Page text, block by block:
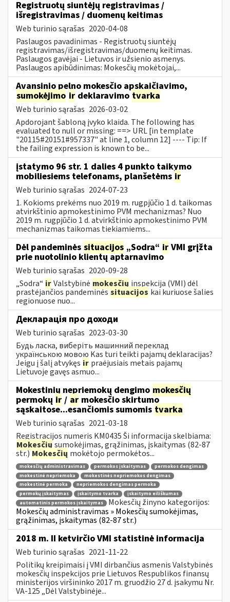
Registruotų siuntėjų registravimas /
išregistravimas / duomenų keitimas
Web turinio sąrašas 2020-04-08
Paslaugos pavadinimas - Registruotų siuntėjų
registravimas/išregistravimas/duomenų keitimas.
Paslaugos gavėjai - Lietuvos ir užsienio asmenys.
Paslaugos apibūdinimas: Mokesčių mokėtojai,...
Avansinio pelno mokesčio apskaičiavimo,
sumokėjimo ir deklaravimo tvarka
Web turinio sąrašas 2026-03-02
Apdorojant šabloną įvyko klaida. The following has
evaluated to null or missing: ==> URL [in template
"20115#20151#957337" at line 1, column 12] ---- Tip: If
the failing expression is known to be...
įstatymo 96 str. 1 dalies 4 punkto taikymo
mobiliesiems telefonams, planšetėms ir
Web turinio sąrašas 2024-07-23
1. Kokioms prekėms nuo 2019 m. rugpjūčio 1 d. taikomas
atvirkštinio apmokestinimo PVM mechanizmas? Nuo
2019 m. rugpjūčio 1 d. atvirkštinio apmokestinimo PVM
mechanizmas taikomas tiekiamiems...
Dėl pandeminės situacijos „Sodra“ ir VMI grįžta
prie nuotolinio klientų aptarnavimo
Web turinio sąrašas 2020-09-28
„Sodra“ irValstybinė mokesčių inspekcija (VMI) dėl
prastėjančios pandeminėssituacijos kai kuriuose šalies
regionuose nuo...
Декларація про доходи
Web turinio sąrašas 2023-03-30
Будь ласка, виберіть машинний переклад
українською мовою Kas turi teikti pajamų deklaracijas?
Jeigu į šalį atvykęs ir praėjusiais metais pajamų
Lietuvoje gavęs asmuo...
Mokestinių nepriemokų dengimo mokesčių
permokų ir / ar mokesčio skirtumo
sąskaitose...esančiomis sumomis tvarka
Web turinio sąrašas 2021-03-18
Registracijos numeris KM0435 Ši informacija skelbiama:
Mokesčių sumokėjimas, grąžinimas, įskaitymas (82-87
str.)Mokesčių mokėtojo permokėtos...
mokesčių administravimas permokos įskaitymas
permokos dengimas
mokestinė nepriemoka
mokestinės nepriemokos dengimas
mokestinė permoka
nepriemokos dengimas permoka
permokų įskaitymas
įskaitymo tvarka
įskaitymo eiliškumas
automatinis permokos įskaitymas
Mokesčių žinyno kategorijos:
Mokesčių administravimas » Mokesčių sumokėjimas,
grąžinimas, įskaitymas (82-87 str.)
2018 m. II ketvirčio VMI statistinė informacija
Web turinio sąrašas 2021-11-22
Politikų kreipimaisi į VMI dirbančius asmenis Valstybinės
mokesčių inspekcijos prie Lietuvos Respublikos finansų
ministerijos viršininko 2017 m. gruodžio 27 d. įsakymu Nr.
VA-125 „Dėl Valstybinėje...